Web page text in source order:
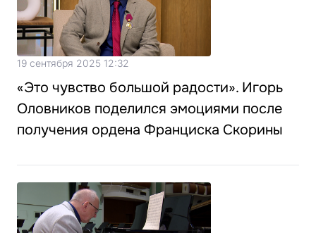
19 сентября 2025 12:32
«Это чувство большой радости». Игорь
Оловников поделился эмоциями после
получения ордена Франциска Скорины